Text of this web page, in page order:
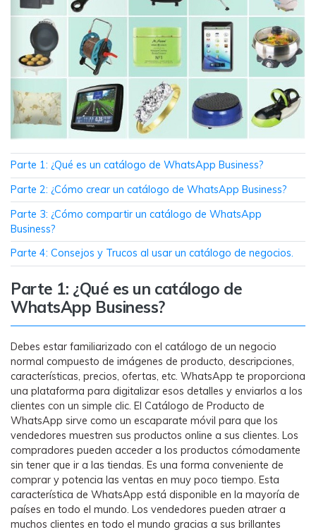
Parte 1: ¿Qué es un catálogo de WhatsApp Business?
Parte 2: ¿Cómo crear un catálogo de WhatsApp Business?
Parte 3: ¿Cómo compartir un catálogo de WhatsApp
Business?
Parte 4: Consejos y Trucos al usar un catálogo de negocios.
Parte 1: ¿Qué es un catálogo de
WhatsApp Business?
Debes estar familiarizado con el catálogo de un negocio
normal compuesto de imágenes de producto, descripciones,
características, precios, ofertas, etc. WhatsApp te proporciona
una plataforma para digitalizar esos detalles y enviarlos a los
clientes con un simple clic. El Catálogo de Producto de
WhatsApp sirve como un escaparate móvil para que los
vendedores muestren sus productos online a sus clientes. Los
compradores pueden acceder a los productos cómodamente
sin tener que ir a las tiendas. Es una forma conveniente de
comprar y potencia las ventas en muy poco tiempo. Esta
característica de WhatsApp está disponible en la mayoría de
países en todo el mundo. Los vendedores pueden atraer a
muchos clientes en todo el mundo gracias a sus brillantes